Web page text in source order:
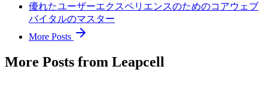
優れたユーザーエクスペリエンスのためのコアウェブ
バイタルのマスター
More Posts
More Posts from Leapcell